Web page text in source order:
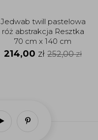
Jedwab twill pastelowa
róż abstrakcja Resztka
70 cm x 140 cm
214,00 zł 252,00zł